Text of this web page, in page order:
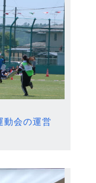
動会の運営